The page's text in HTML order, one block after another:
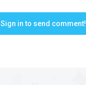
Sign in to send comment!